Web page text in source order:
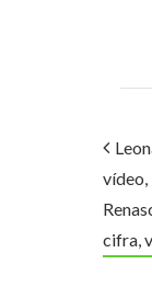
vídeo,
cifra,